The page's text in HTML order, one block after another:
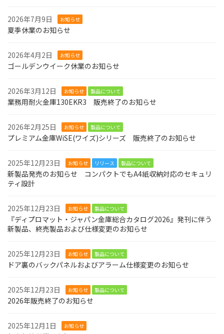
2026年7月9日 お知らせ
夏季休業のお知らせ
2026年4月2日 お知らせ
ゴールデンウイーク休業のお知らせ
2026年3月12日 お知らせ 製品について
業務用耐火金庫130EKR3 販売終了のお知らせ
2026年2月25日 お知らせ 製品について
プレミアム金庫WiSE(ワイズ)シリーズ 販売終了のお知らせ
2025年12月23日 お知らせ リリース 製品について
新製品発売のお知らせ コンパクトでもA4紙収納対応のセキュリ
ティ設計
2025年12月23日 お知らせ 製品について
『ディプロマット・ジャパン金庫総合カタログ2026』発刊に伴う
新製品、終売製品および仕様変更のお知らせ
2025年12月23日 お知らせ 製品について
ドア裏のバックパネルおよびアラーム仕様変更のお知らせ
2025年12月23日 お知らせ 製品について
2026年販売終了のお知らせ
2025年12月1日 お知らせ